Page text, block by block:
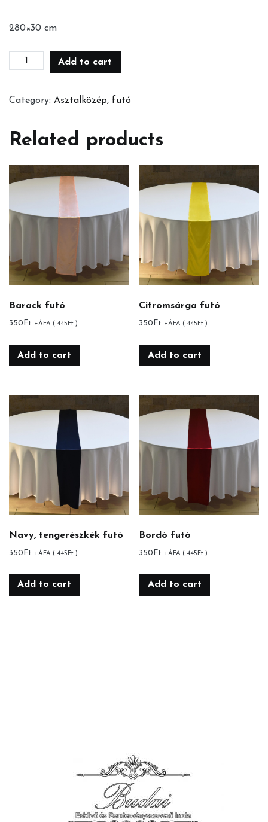
280×30 cm
Barna
Add to cart
Category: Asztalközép, futó
Related products
Barack futó
350 Ft +ÁFA ( 445 Ft )
Add to cart
Citromsárga futó
350 Ft +ÁFA (445 Ft )
Add to cart
Navy, tengerészkék futó
350 Ft +ÁFA ( 445 Ft )
Add to cart
Bordó futó
350 Ft +ÁFA (445 Ft )
Add to cart